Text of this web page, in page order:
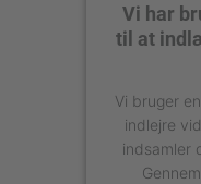
Vi har
til at
Vi bruger
indlejre
indsamler